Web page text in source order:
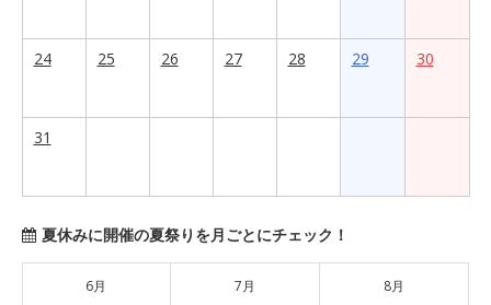
24 25 26 27 28 29 30
31
夏休みに開催の夏祭りを月ごとにチェック！
6月 7月 8月